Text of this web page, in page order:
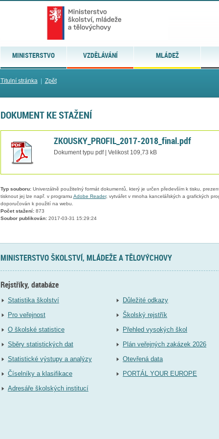
MINISTERSTVO VZDĚLÁVÁNÍ MLÁDEŽ
Titulní stránka| Zpět
DOKUMENT KE STAŽENÍ
ZKOUSKY_PROFIL_2017-2018_final.pdf
Dokument typu pdf | Velikost 109,73 kB
Typ souboru:Univerzálně použitelný formát dokumentů, který je určen především k tisku,
tisknout jej lze např. v programu Adobe Reader, vytvářet v mnoha kancelářských a grafických
doporučován k použití na webu.
Počet stažení:873
Soubor publikován:2017-03-31 15:29:24
MINISTERSTVO ŠKOLSTVÍ, MLÁDEŽE A TĚLOVÝCHOVY
Rejstříky, databáze
Statistika školství
Pro veřejnost
O školské statistice
Sběry statistických dat
Statistické výstupy a analýzy
Číselníky a klasifikace
Adresáře školských institucí
Důležité odkazy
Školský rejstřík
Přehled vysokých škol
Plán veřejných zakázek 2026
Otevřená data
PORTÁL YOUR EUROPE